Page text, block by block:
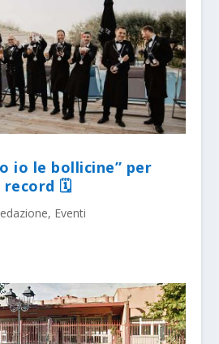
io le bollicine” per
record 🗓
, Eventi